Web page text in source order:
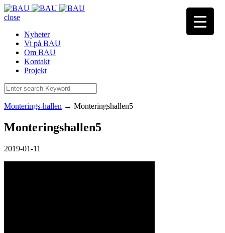
close
Nyheter
Vi på BAU
Om BAU
Kontakt
Projekt
Monterings-hallen → Monteringshallen5
Monteringshallen5
2019-01-11